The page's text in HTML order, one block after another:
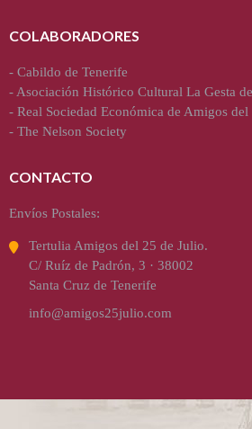
COLABORADORES
- Cabildo de Tenerife
-Asociación Histórico Cultural La Gesta
- Real Sociedad Económica de Amigos del
- The Nelson Society
CONTACTO
Envíos Postales:
Tertulia Amigos del 25 de Julio.
C/ Ruíz de Padrón, 3 · 38002
Santa Cruz de Tenerife
info@amigos25julio.com